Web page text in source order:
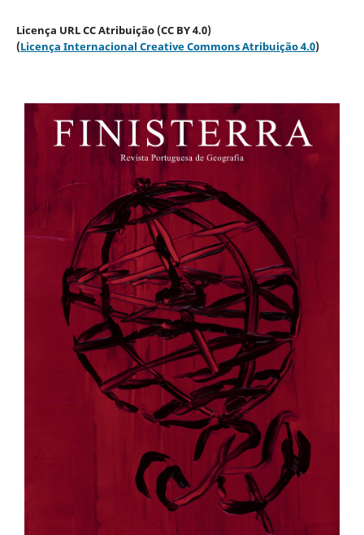
Licença URL CC Atribuição (CC BY 4.0)
(Licença Internacional Creative Commons Atribuição 4.0)